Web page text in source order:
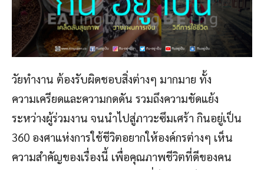
วัยทำงาน ต้องรับผิดชอบสิ่งต่างๆ มากมาย ทั้ง
ความเครียดและความกดดัน รวมถึงความขัดแย้ง
ระหว่างผู้ร่วมงาน จนนำไปสู่ภาวะซึมเศร้า กินอยู่เป็น
360 องศาแห่งการใช้ชีวิตอยากให้องค์กรต่างๆ เห็น
ความสำคัญของเรื่องนี้ เพื่อคุณภาพชีวิตที่ดีของคน